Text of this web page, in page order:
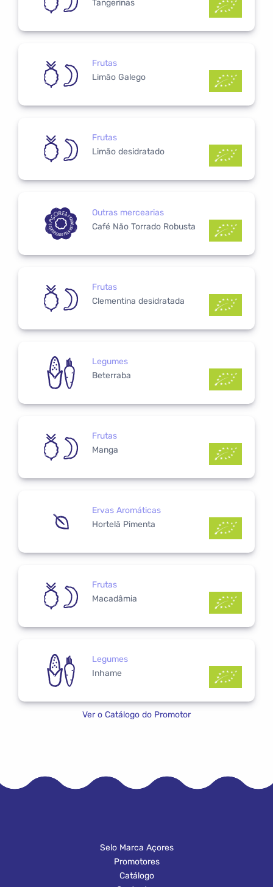
Tangerinas
Frutas
Limão Galego
Frutas
Limão desidratado
Outras mercearias
Café Não Torrado Robusta
Frutas
Clementina desidratada
Legumes
Beterraba
Frutas
Manga
Ervas Aromáticas
Hortelã Pimenta
Frutas
Macadâmia
Legumes
Inhame
Ver o Catálogo do Promotor
Selo Marca Açores
Promotores
Catálogo